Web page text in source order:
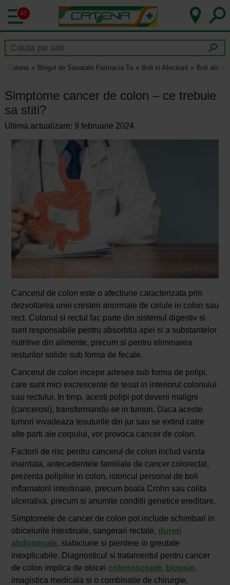
40
Catena Blogul de Sanatate Farmacia Ta Boli si Afectiuni Boli ale
Simptome cancer de colon – ce trebuie
sa stiti?
Ultima actualizare: 9 februarie 2024
Cancerul de colon este o afectiune caracterizata prin
dezvoltarea unei cresteri anormale de celule in colon sau
rect. Colonul si rectul fac parte din sistemul digestiv si
sunt responsabile pentru absorbtia apei si a substantelor
nutritive din alimente, precum si pentru eliminarea
resturilor solide sub forma de fecale.
Cancerul de colon incepe adesea sub forma de polipi,
care sunt mici excrescente de tesut in interiorul colonului
sau rectului. In timp, acesti polipi pot deveni maligni
(cancerosi), transformandu-se in tumori. Daca aceste
tumori invadeaza tesuturile din jur sau se extind catre
alte parti ale corpului, vor provoca cancer de colon.
Factorii de risc pentru cancerul de colon includ varsta
inaintata, antecedentele familiale de cancer colorectal,
prezenta polipilor in colon, istoricul personal de boli
inflamatorii intestinale, precum boala Crohn sau colita
ulcerativa, precum si anumite conditii genetice ereditare.
Simptomele de cancer de colon pot include schimbari in
obiceiurile intestinale, sangerari rectale, dureri
abdominale, slabiciune si pierdere in greutate
inexplicabile. Diagnosticul si tratamentul pentru cancer
de colon implica de obicei colonoscopie, biopsie,
imagistica medicala si o combinatie de chirurgie,